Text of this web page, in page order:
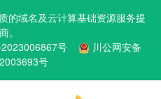
的域名及云计算基础资源服务提
。
号
川公网安备
号